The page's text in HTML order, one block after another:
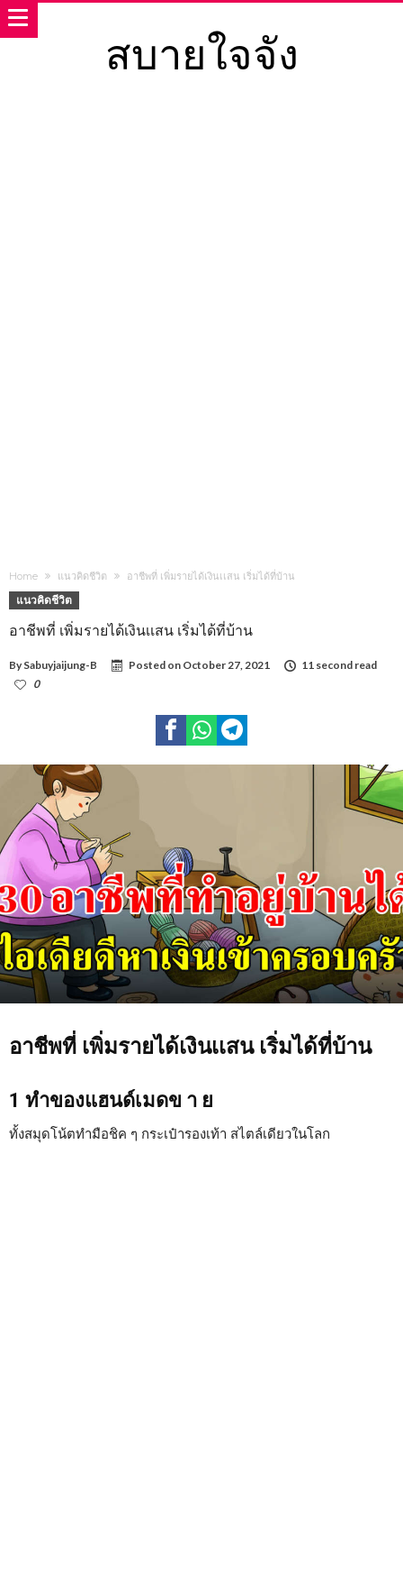
สบายใจจัง
Home แนวคิดชีวิต อาชีพที่ เพิ่มรายได้เงินเเสน เริ่มได้ที่บ้าน
แนวคิดชีวิต
อาชีพที่ เพิ่มรายได้เงินเเสน เริ่มได้ที่บ้าน
By Sabuyjaijung-B Posted on October 27, 2021
11 second read
0
อาชีพที่ เพิ่มรายได้เงินเเสน เริ่มได้ที่บ้าน
1 ทำของแฮนด์เมดข า ย
ทั้งสมุดโน้ตทำมือชิค ๆ กระเป๋ารองเท้า สไตล์เดียวในโลก